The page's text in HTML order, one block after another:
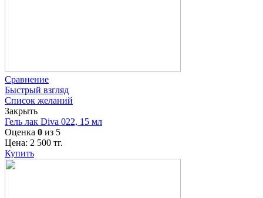
Сравнение
Быстрый взгляд
Список желаний
Закрыть
Гель лак Diva 022, 15 мл
Оценка 0 из 5
Цена: 2 500 тг.
Купить